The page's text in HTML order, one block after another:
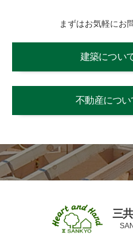
まずはお気軽にお
建築につい
不動産につ
三